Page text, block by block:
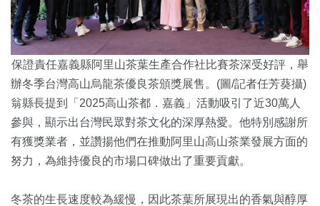
保證責任嘉義縣阿里山茶葉生產合作社比賽茶深受好評，舉
辦冬季台灣高山烏龍茶優良茶頒獎展售。(圖/記者任芳葵攝)
翁縣長提到「2025高山茶都．嘉義」 活動吸引了近30萬人
參與，顯示出台灣民眾對茶文化的深厚熱愛。 他特別感謝所
有獲獎業者， 並讚揚他們在推動阿里山高山茶業發展方面的
努力， 為維持優良的市場口碑做出了重要貢獻。
冬茶的生長速度較為緩慢， 因此茶葉所展現出的香氣與醇厚